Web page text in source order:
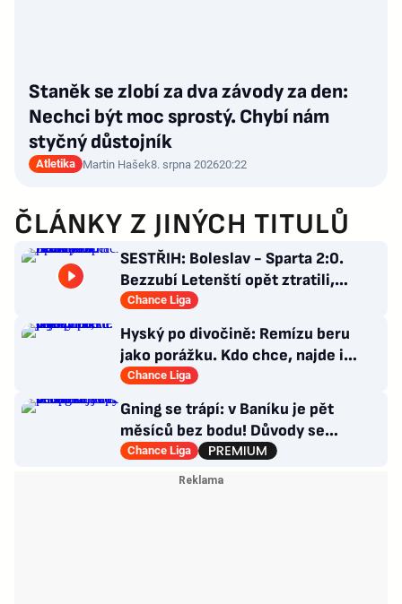
Staněk se zlobí za dva závody za den:
Nechci být moc sprostý. Chybí nám
styčný důstojník
Atletika Martin Hašek8. srpna 202620:22
ČLÁNKY Z JINÝCH TITULŮ
SESTŘIH: Boleslav - Sparta 2:0.
Bezzubí Letenští opět ztratili,
domácí rozhodli v první půli
Chance Liga
Hyský po divočině: Remízu beru
jako porážku. Kdo chce, najde i
hodně pozitivních věcí
Chance Liga
Gning se trápí: v Baníku je pět
měsíců bez bodu! Důvody se
opakují u tří trenérů
Chance Liga